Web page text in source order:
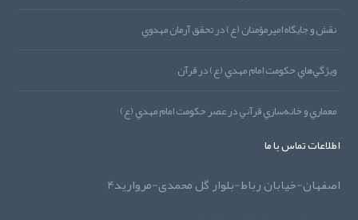
نقش و جايگاه اميرمؤمنان (ع) در تحقق آرمان مهدوي
ويژگي‌هاي حکومت امام مهدي (ع) در قرآن
معماري و خانه‌سازي قرآني در عصر حکومت امام مهدي (ع)
اطلاعات تماس با ما
اصفهان-خیابان رباط-بلوار گل محمدی-مروارید4